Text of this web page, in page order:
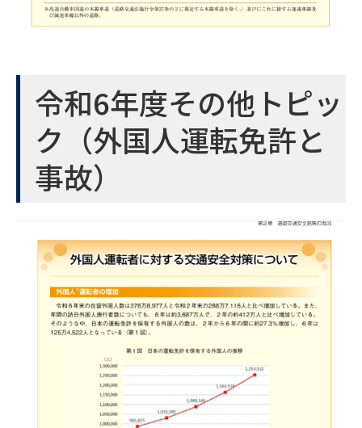
令和6年度その他トピッ
ク（外国人運転免許と
事故）